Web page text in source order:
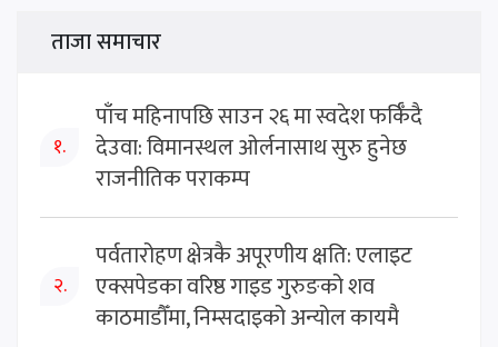
ताजा समाचार
१.
पाँच महिनापछि साउन २६ मा स्वदेश फर्किँदै
देउवा: विमानस्थल ओर्लनासाथ सुरु हुनेछ
राजनीतिक पराकम्प
२.
पर्वतारोहण क्षेत्रकै अपूरणीय क्षति: एलाइट
एक्सपेडका वरिष्ठ गाइड गुरुङको शव
काठमाडौँमा, निम्सदाइको अन्योल कायमै